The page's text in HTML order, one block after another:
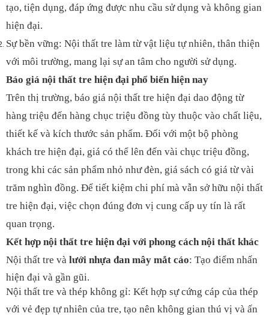
tạo, tiện dụng, đáp ứng được nhu cầu sử dụng và không gian
hiện đại.
Sự bền vững: Nội thất tre làm từ vật liệu tự nhiên, thân thiện
với môi trường, mang lại sự an tâm cho người sử dụng.
Báo giá nội thất tre hiện đại phổ biến hiện nay
Trên thị trường, báo giá nội thất tre hiện đại dao động từ
hàng triệu đến hàng chục triệu đồng tùy thuộc vào chất liệu,
thiết kế và kích thước sản phẩm. Đối với một bộ phòng
khách tre hiện đại, giá có thể lên đến vài chục triệu đồng,
trong khi các sản phẩm nhỏ như đèn, giá sách có giá từ vài
trăm nghìn đồng. Để tiết kiệm chi phí mà vẫn sở hữu nội thất
tre hiện đại, việc chọn đúng đơn vị cung cấp uy tín là rất
quan trọng.
Kết hợp nội thất tre hiện đại với phong cách nội thất khác
Nội thất tre và lưới nhựa đan mây mắt cáo: Tạo điểm nhấn
hiện đại và gần gũi.
Nội thất tre và thép không gỉ: Kết hợp sự cứng cáp của thép
với vẻ đẹp tự nhiên của tre, tạo nên không gian thú vị và ấn